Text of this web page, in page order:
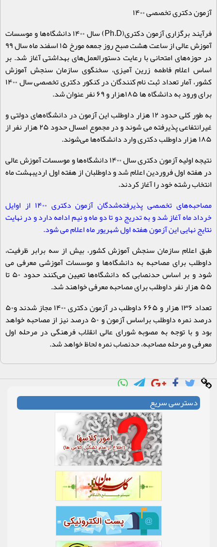
آزمون دکتری تخصصی۱۴۰۰
فرآیند برگزاری آزمون دکتری(Ph.D) سال ۱۴۰۰ دانشگاه‌ها و موسسات
آموزش عالی از ساعت هشت صبح روز جمعه مورخ ۱۵ اسفند ماه سال ۹۹
در حوزه‌های امتحانی با رعایت دستورالعمل‌های بهداشتی آغاز شد. بر
اساس اعلام فاطمه زرین آمیزی، سخنگوی سازمان سنجش آموزش
کشور، آمار تعداد ثبت نام کنندگان در کنکور دکتری تخصصی سال ۱۴۰۰
برای ورود به دانشگاه ها ۱۸۵هزار و ۶۹ نفر عنوان شد
.
به طور کلی حدود ۱۲ هزار داوطلب این آزمون در دانشگاه‌های دولتی و
غیرانتفاعی پذیرفته می شوند و در مجموع امسال حدود ۲۵ هزار نفر از
۱۸۵ هزار داوطلب دکتری وارد دانشگاه‌ها می‌شوند
.
نتیجه اولیه آزمون دکتری سال ۱۴۰۰ دانشگاه‌ها و موسسات آموزش عالی
در هفته اول فروردین اعلام شد و داوطلبان از هفته اول اردیبهشت ماه
انتخاب رشته خود را آغاز کردند.
مصاحبه‌های تخصصی پذیرفته‌شدگان آزمون دکتری ۱۴۰۰ از اوایل
خرداد ماه آغاز شد و به تدریج دو تا دو ماه و نیم ادامه دارد و در نهایت
نتایج نهایی این آزمون هفته اول شهریور ماه اعلام می شود.
طبق اعلام سازمان سنجش آموزش کشور، بیش از سه برابر ظرفیت،
داوطلب برای مصاحبه به دانشگاه‌ها و موسسات آموزشی معرفی می
شود و بر اساس حدنصابی که دانشگاه‌ها تعیین می‌کنند حدود ۵۰ تا
۵۵ هزار نفر داوطلب برای مصاحبه معرفی خواهند شد
.
تعداد ۱۳۶ هزار و ۶۶۵ داوطلب در آزمون دکتری ۱۴۰۰ مجاز شدند و۵۰
درصد نمره داوطلب براساس آزمون و ۵۰ درصد نیز از مصاحبه خواهد
بود و با توجه به مصوبه شورای عالی انقلاب فرهنگی در مرحله اول
معرفی و مرحله مصاحبه، حدنصاب نمره لحاظ خواهد شد.
دسترسی سریع